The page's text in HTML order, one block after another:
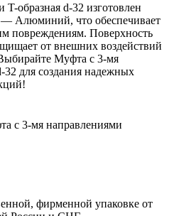
образная d-32 изготовлен
— Алюминий, что обеспечивает
повреждениям. Поверхность
от внешних воздействий
Муфта с 3-мя
32 для создания надежных
с 3-мя направлениями
фирменной упаковке от